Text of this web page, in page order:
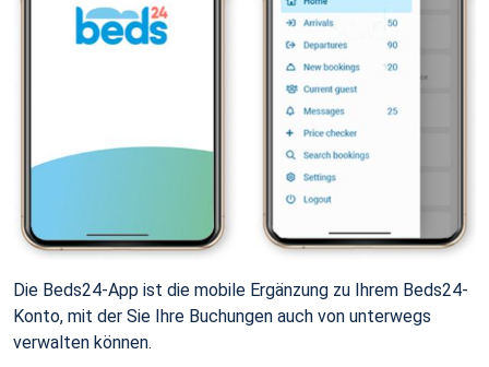
Die Beds24-App ist die mobile Ergänzung zu Ihrem Beds24-
Konto, mit der Sie Ihre Buchungen auch von unterwegs
verwalten können.